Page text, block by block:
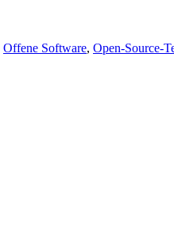
Offene Software, Open-Source-